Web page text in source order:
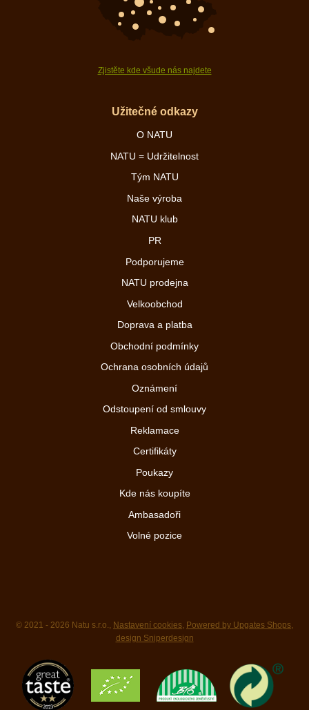
Zjistěte kde všude nás najdete
Užitečné odkazy
O NATU
NATU = Udržitelnost
Tým NATU
Naše výroba
NATU klub
PR
Podporujeme
NATU prodejna
Velkoobchod
Doprava a platba
Obchodní podmínky
Ochrana osobních údajů
Oznámení
Odstoupení od smlouvy
Reklamace
Certifikáty
Poukazy
Kde nás koupíte
Ambasadoři
Volné pozice
© 2021 - 2026 Natu s.r.o., Nastavení cookies Powered by Upgates Shops
design Sniperdesign